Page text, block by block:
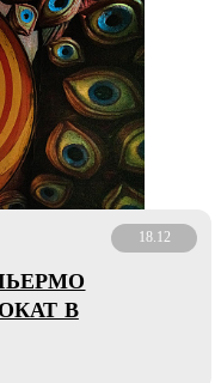
18.12
В